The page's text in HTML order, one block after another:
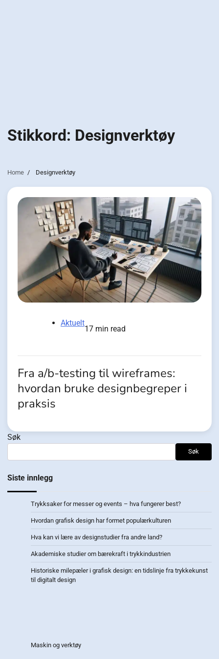
Stikkord: Designverktøy
Home Designverktøy
Aktuelt
17 min read
Fra a/b-testing til wireframes:
hvordan bruke designbegreper i
praksis
Søk
Søk
Siste innlegg
Trykksaker for messer og events – hva fungerer best?
Hvordan grafisk design har formet populærkulturen
Hva kan vi lære av designstudier fra andre land?
Akademiske studier om bærekraft i trykkindustrien
Historiske milepæler i grafisk design: en tidslinje fra trykkekunst
til digitalt design
Maskin og verktøy